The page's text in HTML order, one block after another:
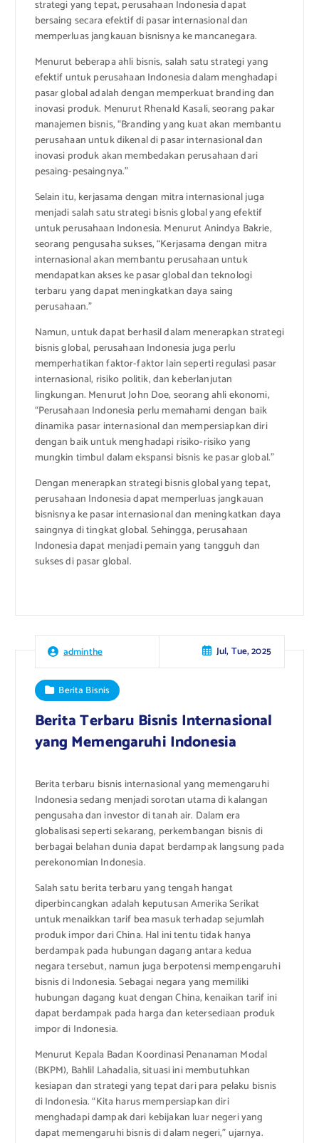
strategi yang tepat, perusahaan Indonesia dapat
bersaing secara efektif di pasar internasional dan
memperluas jangkauan bisnisnya ke mancanegara.
Menurut beberapa ahli bisnis, salah satu strategi yang
efektif untuk perusahaan Indonesia dalam menghadapi
pasar global adalah dengan memperkuat branding dan
inovasi produk. Menurut Rhenald Kasali, seorang pakar
manajemen bisnis, “Branding yang kuat akan membantu
perusahaan untuk dikenal di pasar internasional dan
inovasi produk akan membedakan perusahaan dari
pesaing-pesaingnya.”
Selain itu, kerjasama dengan mitra internasional juga
menjadi salah satu strategi bisnis global yang efektif
untuk perusahaan Indonesia. Menurut Anindya Bakrie,
seorang pengusaha sukses, “Kerjasama dengan mitra
internasional akan membantu perusahaan untuk
mendapatkan akses ke pasar global dan teknologi
terbaru yang dapat meningkatkan daya saing
perusahaan.”
Namun, untuk dapat berhasil dalam menerapkan strategi
bisnis global, perusahaan Indonesia juga perlu
memperhatikan faktor-faktor lain seperti regulasi pasar
internasional, risiko politik, dan keberlanjutan
lingkungan. Menurut John Doe, seorang ahli ekonomi,
“Perusahaan Indonesia perlu memahami dengan baik
dinamika pasar internasional dan mempersiapkan diri
dengan baik untuk menghadapi risiko-risiko yang
mungkin timbul dalam ekspansi bisnis ke pasar global.”
Dengan menerapkan strategi bisnis global yang tepat,
perusahaan Indonesia dapat memperluas jangkauan
bisnisnya ke pasar internasional dan meningkatkan daya
saingnya di tingkat global. Sehingga, perusahaan
Indonesia dapat menjadi pemain yang tangguh dan
sukses di pasar global.
adminthe Jul, Tue, 2025
Berita Bisnis
Berita Terbaru Bisnis Internasional
yang Memengaruhi Indonesia
Berita terbaru bisnis internasional yang memengaruhi
Indonesia sedang menjadi sorotan utama di kalangan
pengusaha dan investor di tanah air. Dalam era
globalisasi seperti sekarang, perkembangan bisnis di
berbagai belahan dunia dapat berdampak langsung pada
perekonomian Indonesia.
Salah satu berita terbaru yang tengah hangat
diperbincangkan adalah keputusan Amerika Serikat
untuk menaikkan tarif bea masuk terhadap sejumlah
produk impor dari China. Hal ini tentu tidak hanya
berdampak pada hubungan dagang antara kedua
negara tersebut, namun juga berpotensi mempengaruhi
bisnis di Indonesia. Sebagai negara yang memiliki
hubungan dagang kuat dengan China, kenaikan tarif ini
dapat berdampak pada harga dan ketersediaan produk
impor di Indonesia.
Menurut Kepala Badan Koordinasi Penanaman Modal
(BKPM), Bahlil Lahadalia, situasi ini membutuhkan
kesiapan dan strategi yang tepat dari para pelaku bisnis
di Indonesia. “Kita harus mempersiapkan diri
menghadapi dampak dari kebijakan luar negeri yang
dapat memengaruhi bisnis di dalam negeri,” ujarnya.